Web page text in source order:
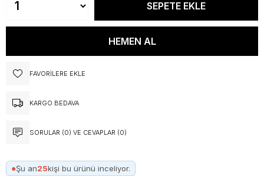
FAVORILERE EKLE
KARGO BEDAVA
SORULAR (0) VE CEVAPLAR (0)
●Şu an25kişi bu ürünü inceliyor.